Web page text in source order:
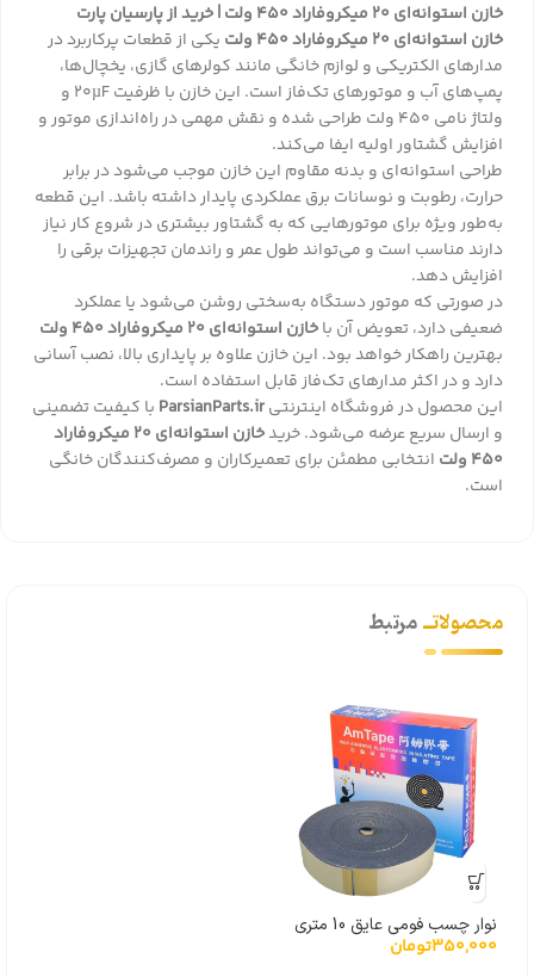
خازن استوانه‌ای 20 میکروفاراد 450 ولت | خرید از پارسیان پارت
خازن استوانه‌ای 20 میکروفاراد 450 ولت
یکی از قطعات پرکاربرد در
مدارهای الکتریکی و لوازم خانگی مانند کولرهای گازی، یخچال‌ها،
پمپ‌های آب و موتورهای تک‌فاز است. این خازن با ظرفیت 20µF و
ولتاژ نامی 450 ولت طراحی شده و نقش مهمی در راه‌اندازی موتور و
افزایش گشتاور اولیه ایفا می‌کند.
طراحی استوانه‌ای و بدنه مقاوم این خازن موجب می‌شود در برابر
حرارت، رطوبت و نوسانات برق عملکردی پایدار داشته باشد. این قطعه
به‌طور ویژه برای موتورهایی که به گشتاور بیشتری در شروع کار نیاز
دارند مناسب است و می‌تواند طول عمر و راندمان تجهیزات برقی را
افزایش دهد.
در صورتی که موتور دستگاه به‌سختی روشن می‌شود یا عملکرد
ضعیفی دارد، تعویض آن باخازن استوانه‌ای 20 میکروفاراد 450 ولت
بهترین راهکار خواهد بود. این خازن علاوه بر پایداری بالا، نصب آسانی
دارد و در اکثر مدارهای تک‌فاز قابل استفاده است.
این محصول در فروشگاه اینترنتیParsianParts.ir با کیفیت تضمینی
و ارسال سریع عرضه می‌شود. خرید
خازن استوانه‌ای 20 میکروفاراد
450 ولت
انتخابی مطمئن برای تعمیرکاران و مصرف‌کنندگان خانگی
است.
محصولاتــمرتبط
نوار چسب فومی عایق 10 متری
350,000تومان